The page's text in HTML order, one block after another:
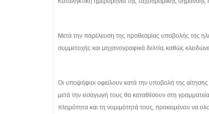
Μετά την παρέλευση της προθεσμίας υποβολής της
συμμετοχής και μηχανογραφικά δελτία, καθώς
Οι υποψήφιοι οφείλουν κατά την υποβολή της
μετά την εισαγωγή τους θα καταθέσουν στη
πληρότητα και τη νομιμότητά τους, προκειμένου να